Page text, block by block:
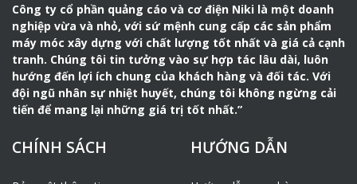
Công ty cổ phần quảng cáo và cơ điện Niki là một doanh
nghiệp vừa và nhỏ, với sứ mệnh cung cấp các sản phẩm
máy móc xây dựng với chất lượng tốt nhất và giá cả cạnh
tranh. Chúng tôi tin tưởng vào sự hợp tác lâu dài, luôn
hướng đến lợi ích chung của khách hàng và đối tác. Với
đội ngũ nhân sự nhiệt huyết, chúng tôi không ngừng cải
tiến để mang lại những giá trị tốt nhất.”
CHÍNH SÁCH HƯỚNG DẪN